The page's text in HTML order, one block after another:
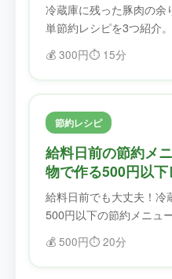
冷蔵庫に残った豚肉の余
単節約レシピを3つ紹介
ろすで食材を無駄にせず
💰 300円⏱️ 15分
節約レシピ
給料日前の節約メ
物で作る500円以
給料日前でも大丈夫！冷
500円以下の節約メニュ
確認してから作れば、無
💰 500円⏱️ 20分